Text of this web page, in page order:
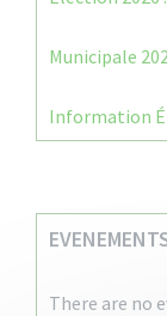
Municipale
Information
There are no